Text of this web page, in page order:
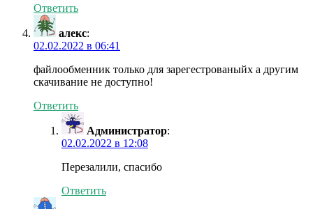
Ответить
алекс:
02.02.2022 в 06:41
файлообменник только для зарегестрованыйх а другим
скачивание не доступно!
Ответить
Администратор:
02.02.2022 в 12:08
Перезалили, спасибо
Ответить